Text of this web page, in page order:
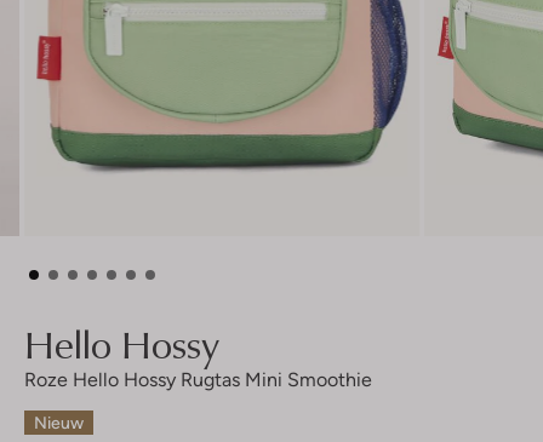
Hello Hossy
Roze Hello Hossy Rugtas Mini Smoothie
Nieuw